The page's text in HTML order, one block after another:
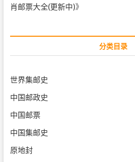
肖邮票大全(更新中)》
分类目录
世界集邮史
中国邮政史
中国邮票
中国集邮史
原地封